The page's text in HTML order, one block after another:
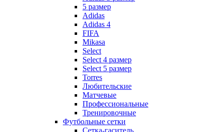
5 размер
Adidas
Adidas 4
FIFA
Mikasa
Select
Select 4 размер
Select 5 размер
Torres
Любительские
Матчевые
Профессиональные
Тренировочные
Футбольные сетки
Сетка-гаситель